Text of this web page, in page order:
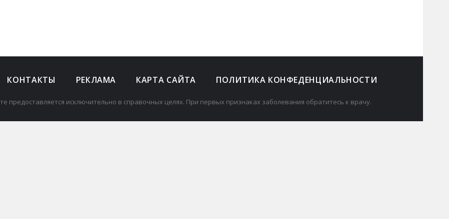
КОНТАКТЫ РЕКЛАМА КАРТА САЙТА ПОЛИТИКА КОНФЕДЕНЦИАЛЬНОСТИ
предоставляется исключительно в справочных целях. При первых признаках заболевания обратитесь к врачу.